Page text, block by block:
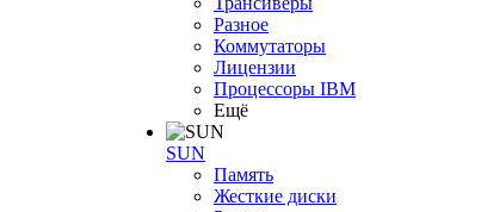
Разное
Коммутаторы
Лицензии
Процессоры IBM
Ещё
SUN
Память
Жесткие диски